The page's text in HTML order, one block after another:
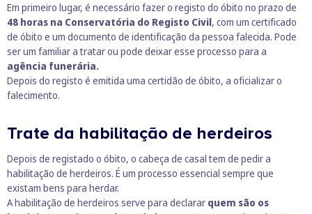
Em primeiro lugar, é necessário fazer o registo do óbito no prazo de
48 horas na Conservatória do Registo Civil, com um certificado
de óbito e um documento de identificação da pessoa falecida. Pode
ser um familiar a tratar ou pode deixar esse processo para a
agência funerária.
Depois do registo é emitida uma certidão de óbito, a oficializar o
falecimento.
Trate da habilitação de herdeiros
Depois de registado o óbito, o cabeça de casal tem de pedir a
habilitação de herdeiros. É um processo essencial sempre que
existam bens para herdar.
A habilitação de herdeiros serve para declarar quem são os